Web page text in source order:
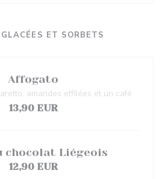
GLACÉES ET SORBETS
Affogato
amandes effilées et un café
13,90 EUR
chocolat Liégeois
12,90 EUR